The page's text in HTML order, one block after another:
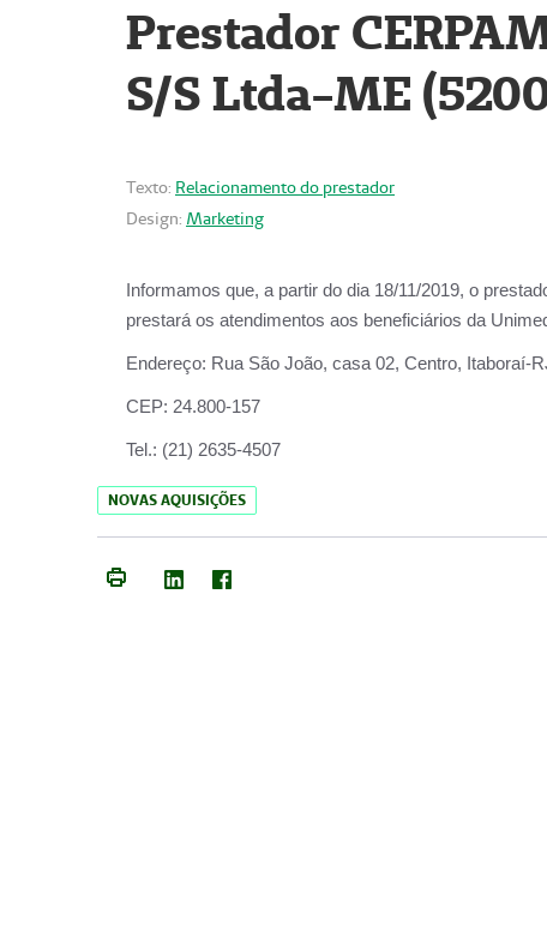
Prestador
S/S Ltda-ME
Texto: Relacionamento do prestador
Design: Marketing
Informamos que, a partir do dia 18/11/2019, o
prestará os atendimentos aos beneficiários da
Endereço: Rua São João, casa 02, Centro, Itaboraí-
CEP: 24.800-157
Tel.: (21) 2635-4507
NOVAS AQUISIÇÕES